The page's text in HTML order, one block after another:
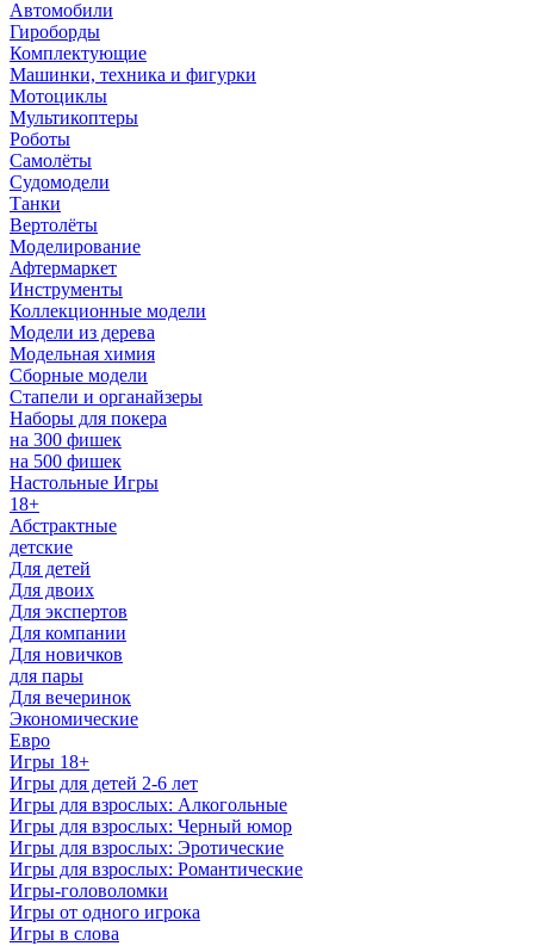
Автомобили
Гироборды
Комплектующие
Машинки, техника и фигурки
Мотоциклы
Мультикоптеры
Роботы
Самолёты
Судомодели
Танки
Вертолёты
Моделирование
Афтермаркет
Инструменты
Коллекционные модели
Модели из дерева
Модельная химия
Сборные модели
Стапели и органайзеры
Наборы для покера
на 300 фишек
на 500 фишек
Настольные Игры
18+
Абстрактные
детские
Для детей
Для двоих
Для экспертов
Для компании
Для новичков
для пары
Для вечеринок
Экономические
Евро
Игры 18+
Игры для детей 2-6 лет
Игры для взрослых: Алкогольные
Игры для взрослых: Черный юмор
Игры для взрослых: Эротические
Игры для взрослых: Романтические
Игры-головоломки
Игры от одного игрока
Игры в слова